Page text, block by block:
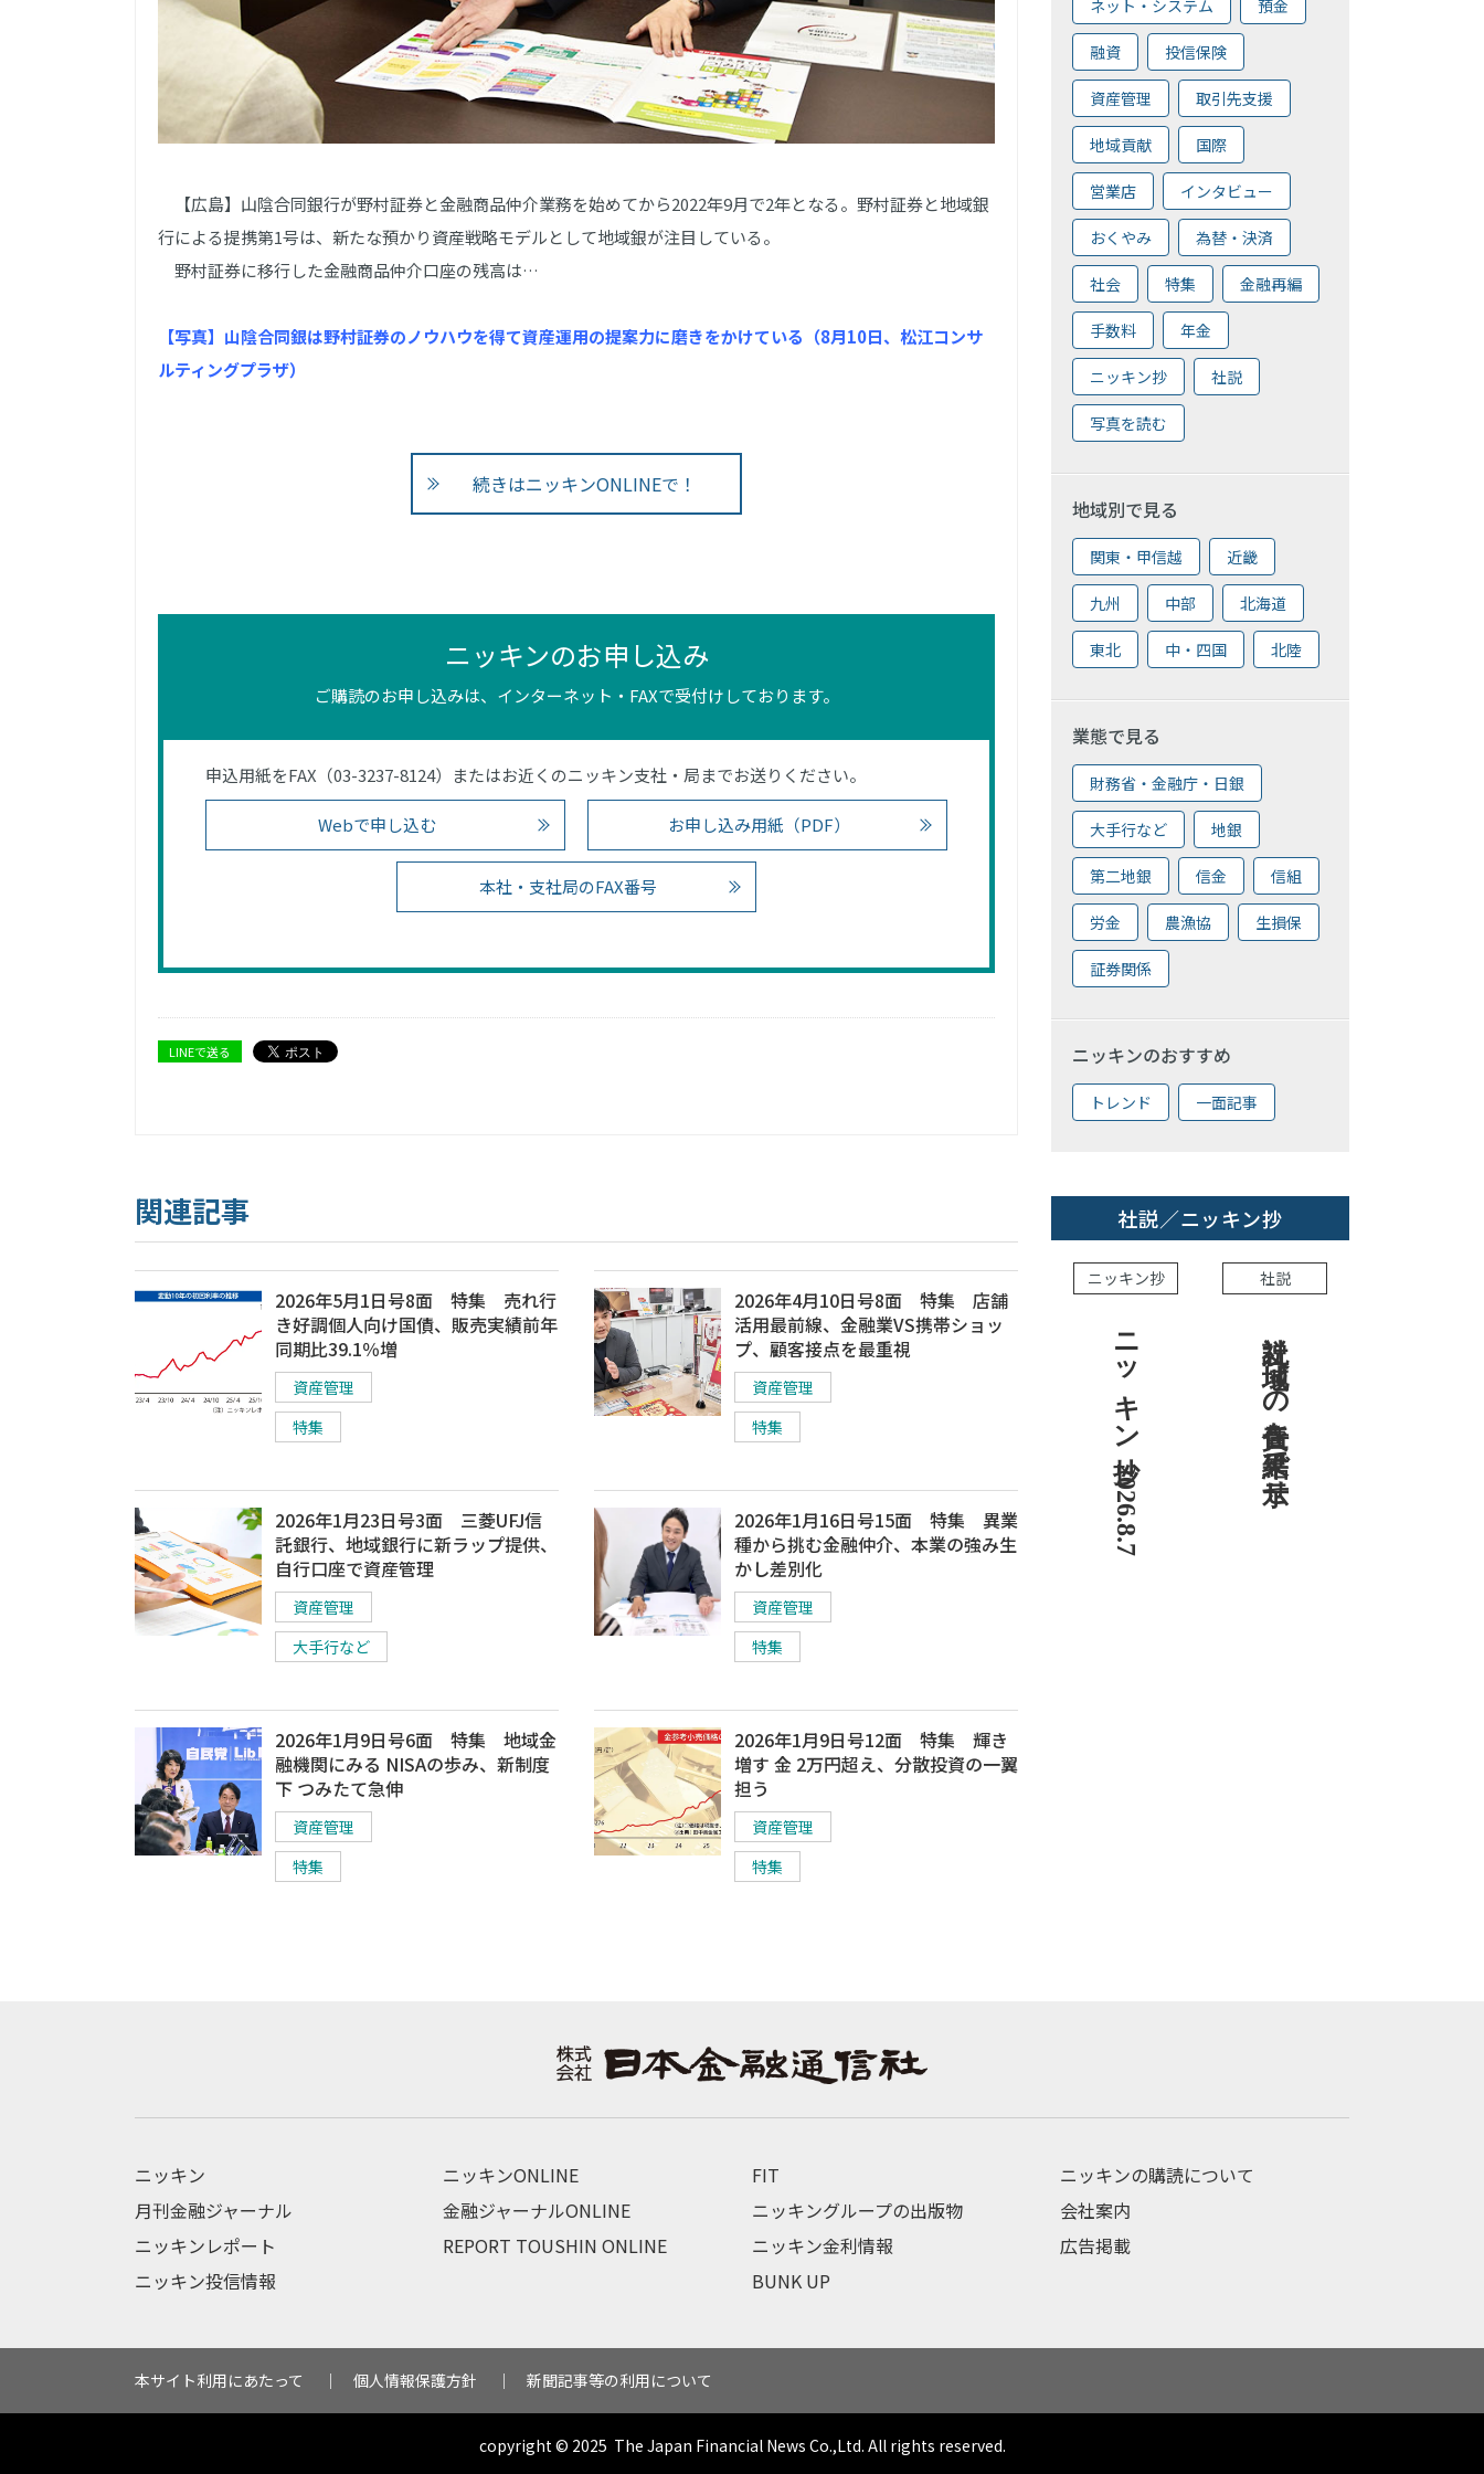
【広島】山陰合同銀行が野村証券と金融商品仲介業務を始めてから2022年9月で2年となる。野村証券と地域銀
行による提携第1号は、新たな預かり資産戦略モデルとして地域銀が注目している。
野村証券に移行した金融商品仲介口座の残高は…
【写真】山陰合同銀は野村証券のノウハウを得て資産運用の提案力に磨きをかけている（8月10日、松江コンサ
ルティングプラザ）
続きはニッキンONLINEで！
ニッキンのお申し込み
ご購読のお申し込みは、インターネット・FAXで受付けしております。
申込用紙をFAX（03-3237-8124）またはお近くのニッキン支社・局までお送りください。
Webで申し込む お申し込み用紙（PDF）
本社・支社局のFAX番号
LINEで送る
関連記事
2026年5月1日号8面 特集 売れ行
き好調個人向け国債、販売実績前年
同期比39.1％増
資産管理
特集
2026年4月10日号8面 特集 店舗
活用最前線、金融業VS携帯ショッ
プ、顧客接点を最重視
資産管理
特集
2026年1月23日号3面 三菱UFJ信
託銀行、地域銀行に新ラップ提供、
自行口座で資産管理
資産管理
大手行など
2026年1月16日号15面 特集 異業
種から挑む金融仲介、本業の強み生
かし差別化
資産管理
特集
2026年1月9日号6面 特集 地域金
融機関にみる NISAの歩み、新制度
下 つみたて急伸
資産管理
特集
2026年1月9日号12面 特集 輝き
増す 金 2万円超え、分散投資の一翼
担う
資産管理
特集
ネット・システム 預金
融資 投信保険
資産管理 取引先支援
地域貢献 国際
営業店 インタビュー
おくやみ 為替・決済
社会 特集 金融再編
手数料 年金
ニッキン抄 社説
写真を読む
地域別で見る
関東・甲信越 近畿
九州 中部 北海道
東北 中・四国 北陸
業態で見る
財務省・金融庁・日銀
大手行など 地銀
第二地銀 信金 信組
労金 農漁協 生損保
証券関係
ニッキンのおすすめ
トレンド 一面記事
社説／ニッキン抄
ニッキン抄
ニッキン抄 2026.8.7
社説
社説 地域への責任を結果で示せ
ニッキン
月刊金融ジャーナル
ニッキンレポート
ニッキン投信情報
ニッキンONLINE
金融ジャーナルONLINE
REPORT TOUSHIN ONLINE
FIT
ニッキングループの出版物
ニッキン金利情報
BUNK UP
ニッキンの購読について
会社案内
広告掲載
本サイト利用にあたって 個人情報保護方針 新聞記事等の利用について
copyright © 2025 The Japan Financial News Co.,Ltd. All rights reserved.